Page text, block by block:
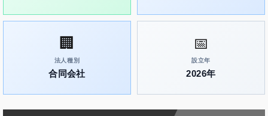
🏢
法人種別
合同会社
📅
設立年
2026年